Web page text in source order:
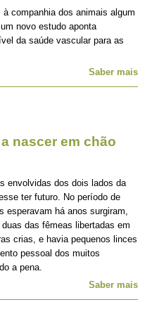
companhia dos animais algum
novo estudo aponta
da saúde vascular para as
Saber mais
nascer em chão
envolvidas dos dois lados da
ter futuro. No período de
esperavam há anos surgiram,
das fêmeas libertadas em
crias, e havia pequenos linces
pessoal dos muitos
a pena.
Saber mais